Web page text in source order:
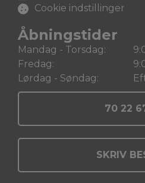
Cookie indstillinger
Åbningstider
Mandag - Torsdag:
Fredag:
Lørdag - Søndag:
70 22
SKRIV